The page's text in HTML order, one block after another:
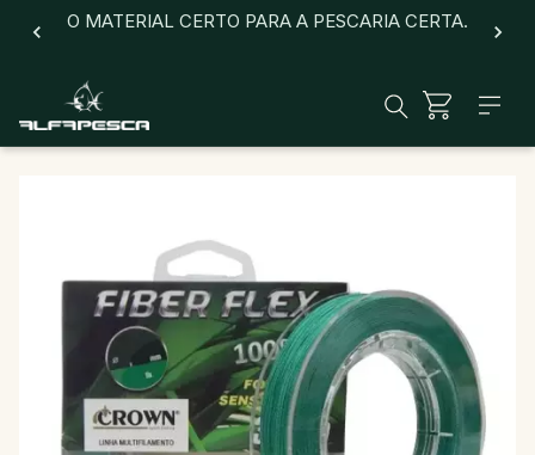
O MATERIAL CERTO PARA A PESCARIA CERTA.